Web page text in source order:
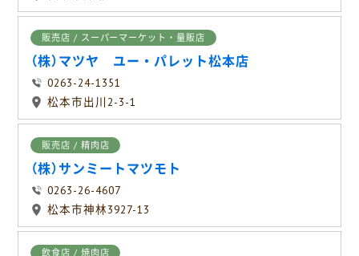
販売店 / スーパーマーケット・量販店
（株）マツヤ ユー・パレット松本店
0263-24-1351
松本市出川2-3-1
販売店 / 精肉店
（株）サンミートマツモト
0263-26-4607
松本市神林3927-13
飲食店 / 焼肉店